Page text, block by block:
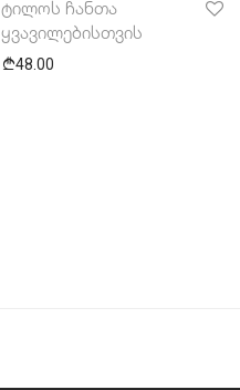
ტილოს ჩანთა
ყვავილებისთვის
48.00